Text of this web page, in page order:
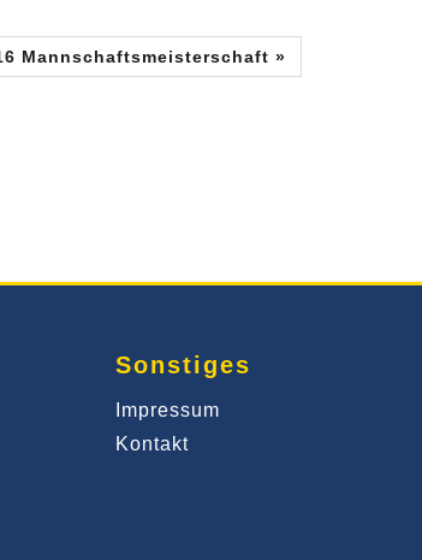
Mannschaftsmeisterschaft »
Sonstiges
Impressum
Kontakt